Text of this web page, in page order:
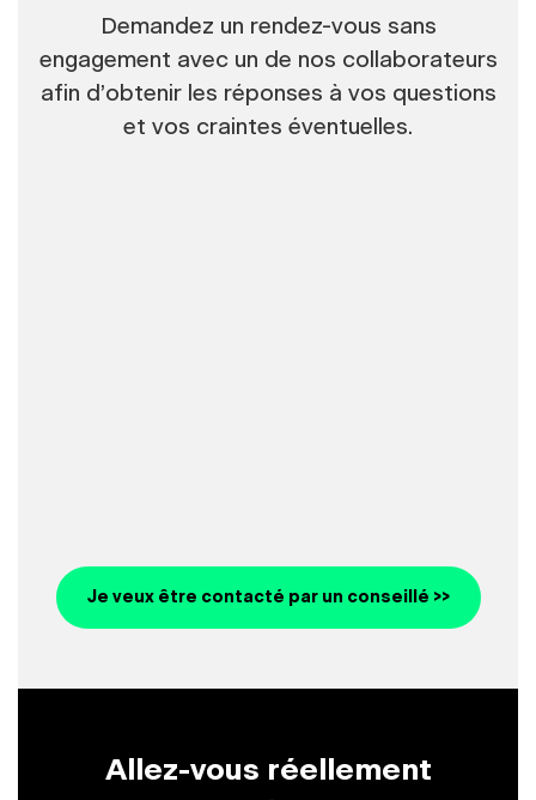
Demandez un rendez-vous sans
engagement avec un de nos collaborateurs
afin d’obtenir les réponses à vos questions
et vos craintes éventuelles.
Je veux être contacté par un conseillé >>
Allez-vous réellement